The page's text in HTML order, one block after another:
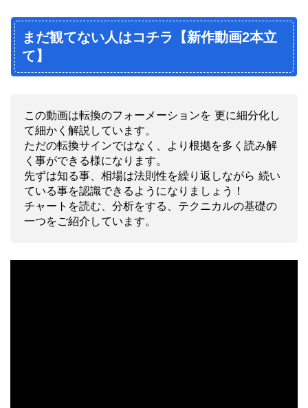
まだ観てない人はコチラ【新作動画2本立
て】
この動画は転換のフォーメーションを 更に細分化し
て細かく解説しています。
ただの転換サインではなく、より根拠を多く読み解
く事ができる様になります。
先ずは知る事、相場は法則性を繰り返しながら 続い
ている事を認識できるようになりましょう！
チャートを読む、分析をする、テクニカルの基礎の
一つをご紹介しています。